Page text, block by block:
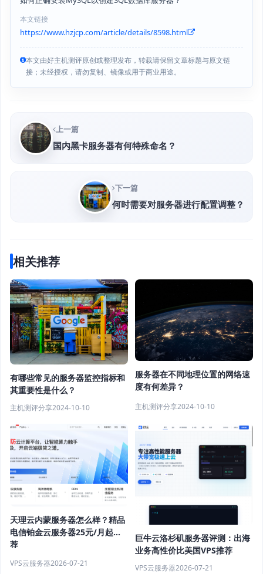
本文链接
https://www.hzjcp.com/article/details/8598.html
本文由好主机测评原创或整理发布，转载请保留文章标题与原文链
接；未经授权，请勿复制、镜像或用于商业用途。
上一篇
国内黑卡服务器有何特殊命名？
下一篇
何时需要对服务器进行配置调整？
相关推荐
有哪些常见的服务器监控指标和
其重要性是什么？
主机测评分享2024-10-10
服务器在不同地理位置的网络速
度有何差异？
主机测评分享2024-10-10
天理云内蒙服务器怎么样？精品
电信铂金云服务器25元/月起推
荐
VPS云服务器2026-07-21
巨牛云洛杉矶服务器评测：出海
业务高性价比美国VPS推荐
VPS云服务器2026-07-21